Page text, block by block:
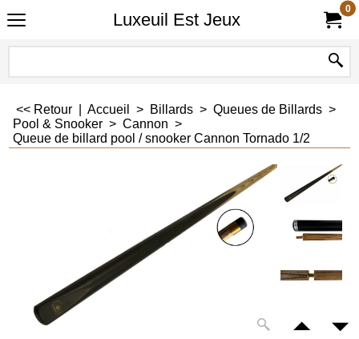
Luxeuil Est Jeux
0
<< Retour Accueil > Billards > Queues de Billards >
Pool & Snooker > Cannon >
Queue de billard pool / snooker Cannon Tornado 1/2